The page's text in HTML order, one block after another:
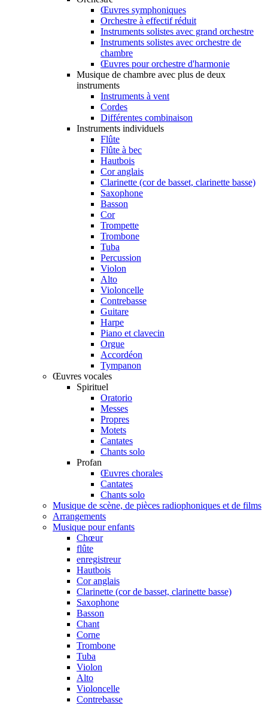
Œuvres symphoniques
Orchestre à effectif réduit
Instruments solistes avec grand orchestre
Instruments solistes avec orchestre de
chambre
Œuvres pour orchestre d'harmonie
Musique de chambre avec plus de deux
instruments
Instruments à vent
Cordes
Différentes combinaison
Instruments individuels
Flûte
Flûte à bec
Hautbois
Cor anglais
Clarinette (cor de basset, clarinette basse)
Saxophone
Basson
Cor
Trompette
Trombone
Tuba
Percussion
Violon
Alto
Violoncelle
Contrebasse
Guitare
Harpe
Piano et clavecin
Orgue
Accordéon
Tympanon
Œuvres vocales
Spirituel
Oratorio
Messes
Propres
Motets
Cantates
Chants solo
Profan
Œuvres chorales
Cantates
Chants solo
Musique de scène, de pièces radiophoniques et de films
Arrangements
Musique pour enfants
Chœur
flûte
enregistreur
Hautbois
Cor anglais
Clarinette (cor de basset, clarinette basse)
Saxophone
Basson
Chant
Corne
Trombone
Tuba
Violon
Alto
Violoncelle
Contrebasse